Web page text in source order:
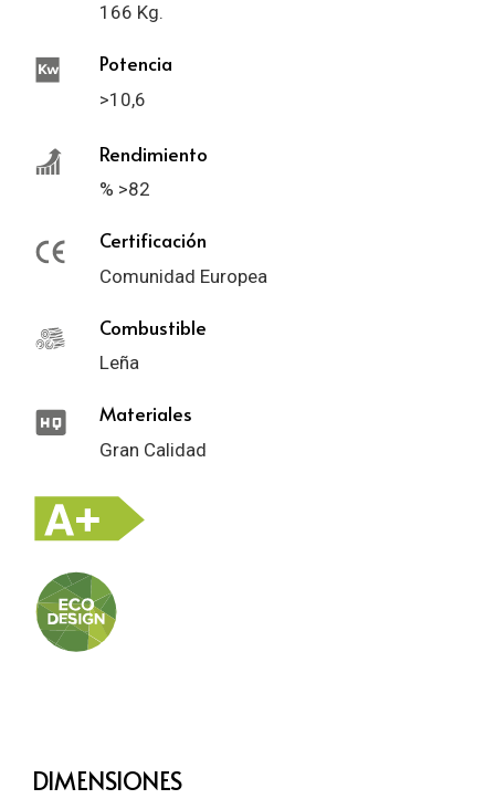
166 Kg.
Potencia
>10,6
Rendimiento
% >82
Certificación
Comunidad Europea
Combustible
Leña
Materiales
Gran Calidad
DIMENSIONES